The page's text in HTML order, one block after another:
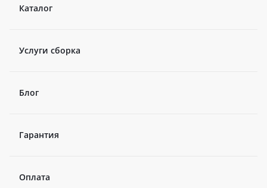
Каталог
Услуги сборка
Блог
Гарантия
Оплата